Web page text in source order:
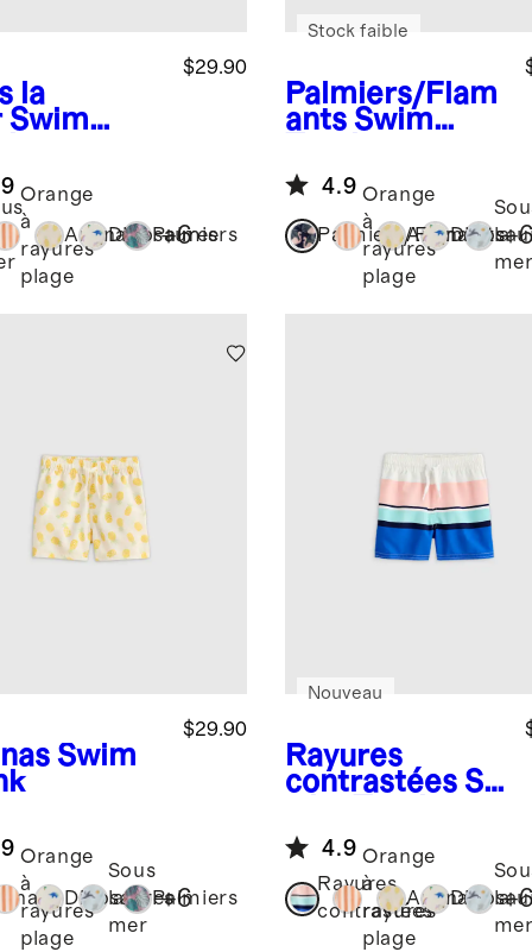
la
Swim
$29.90
Orange
à
rayures
plage
AnanasDinosaures
Palmiers
+6
Palmiers/Flam
ants Swim
Stock faible
4.9
Palmiers/Flamants
Orange
à
rayures
plage
Ananas
la+
Swim
$29.90
Orange
à
rayures
plage
Dinosaures
Sous
la
mer
Palmiers
+6
Rayures
contrastées S
Nouveau
4.9
Rayures
contrastées
Orange
à
rayures
plage
Ananas
la+